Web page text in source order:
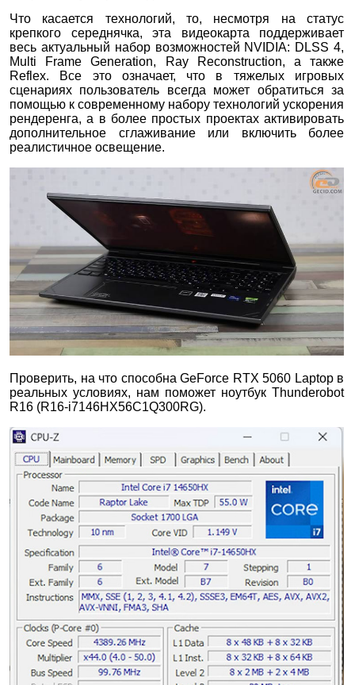
Что касается технологий, то, несмотря на статус
крепкого середнячка, эта видеокарта поддерживает
весь актуальный набор возможностей NVIDIA: DLSS 4,
Multi Frame Generation, Ray Reconstruction, а также
Reflex. Все это означает, что в тяжелых игровых
сценариях пользователь всегда может обратиться за
помощью к современному набору технологий ускорения
рендеренга, а в более простых проектах активировать
дополнительное сглаживание или включить более
реалистичное освещение.
Проверить, на что способна GeForce RTX 5060 Laptop в
реальных условиях, нам поможет ноутбук Thunderobot
R16 (R16-i7146HX56C1Q300RG).